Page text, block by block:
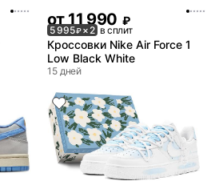
от 11 990 ₽
5 995₽× 2 в сплит
Кроссовки Nike Air Force 1
Low Black White
15 дней